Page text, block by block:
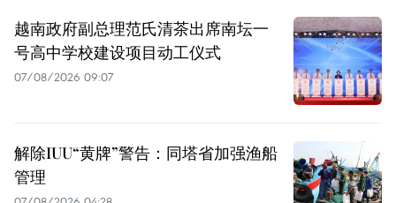
越南政府副总理范氏清茶出席南坛一
号高中学校建设项目动工仪式
07/08/2026 09:07
解除IUU“黄牌”警告：同塔省加强渔船
管理